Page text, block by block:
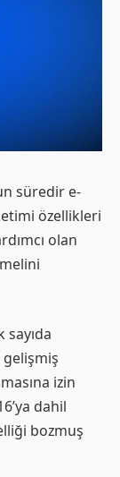
süredir e-
özellikleri
olan
izin
dahil
bozmuş